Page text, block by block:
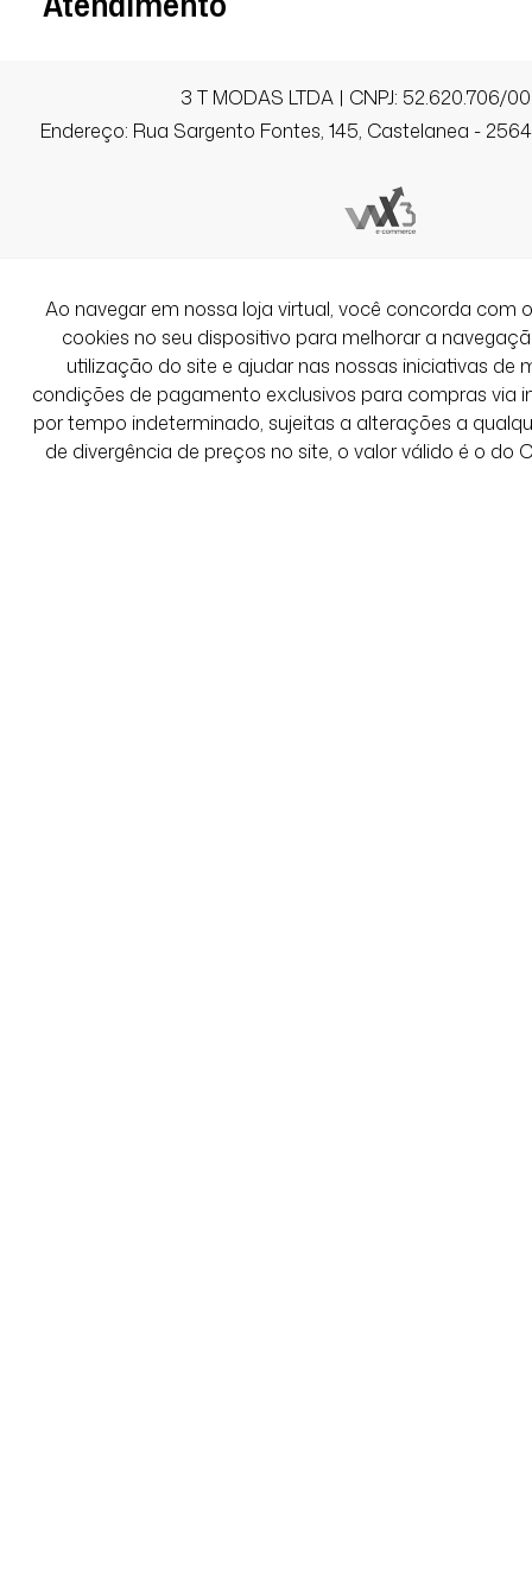
3 T MODAS LTDA | CNPJ: 52.620.706/
Endereço: Rua Sargento Fontes, 145, Castelanea -
Ao navegar em nossa loja virtual, você concorda com
cookies no seu dispositivo para melhorar a
utilização do site e ajudar nas nossas iniciativas de
condições de pagamento exclusivos para compras via
por tempo indeterminado, sujeitas a alterações a
de divergência de preços no site, o valor válido é o do